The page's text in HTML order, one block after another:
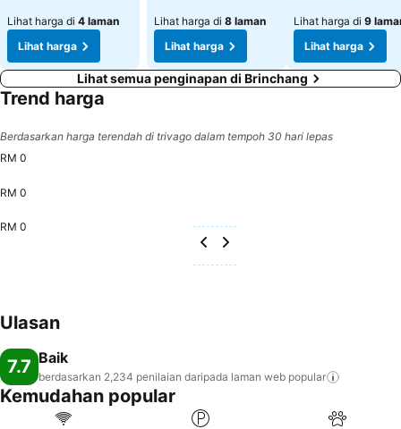
Lihat harga di 4 laman
Lihat harga
Lihat harga di 8 laman
Lihat harga
Lihat harga di 9
Lihat harga
Lihat semua penginapan di Brinchang
Trend harga
Berdasarkan harga terendah di trivago dalam tempoh 30 hari lepas
RM 0
RM 0
RM 0
Ulasan
7.7 Baik
berdasarkan 2,234 penilaian daripada laman web popular
Kemudahan popular